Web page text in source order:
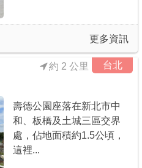
更多資訊
台北
約 2 公里
壽德公園座落在新北市中
和、板橋及土城三區交界
處，佔地面積約1.5公頃，
這裡...